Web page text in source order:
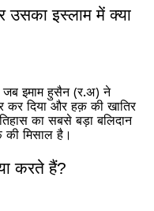
उसका इस्लाम में क्या
इमाम हुसैन (र.अ) ने
कर दिया और हक़ की खातिर
का सबसे बड़ा बलिदान
की मिसाल है।
करते हैं?